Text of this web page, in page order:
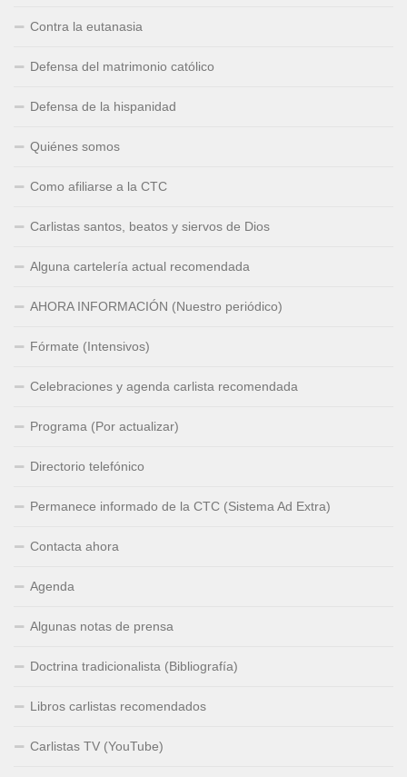
Contra la eutanasia
Defensa del matrimonio católico
Defensa de la hispanidad
Quiénes somos
Como afiliarse a la CTC
Carlistas santos, beatos y siervos de Dios
Alguna cartelería actual recomendada
AHORA INFORMACIÓN (Nuestro periódico)
Fórmate (Intensivos)
Celebraciones y agenda carlista recomendada
Programa (Por actualizar)
Directorio telefónico
Permanece informado de la CTC (Sistema Ad Extra)
Contacta ahora
Agenda
Algunas notas de prensa
Doctrina tradicionalista (Bibliografía)
Libros carlistas recomendados
Carlistas TV (YouTube)